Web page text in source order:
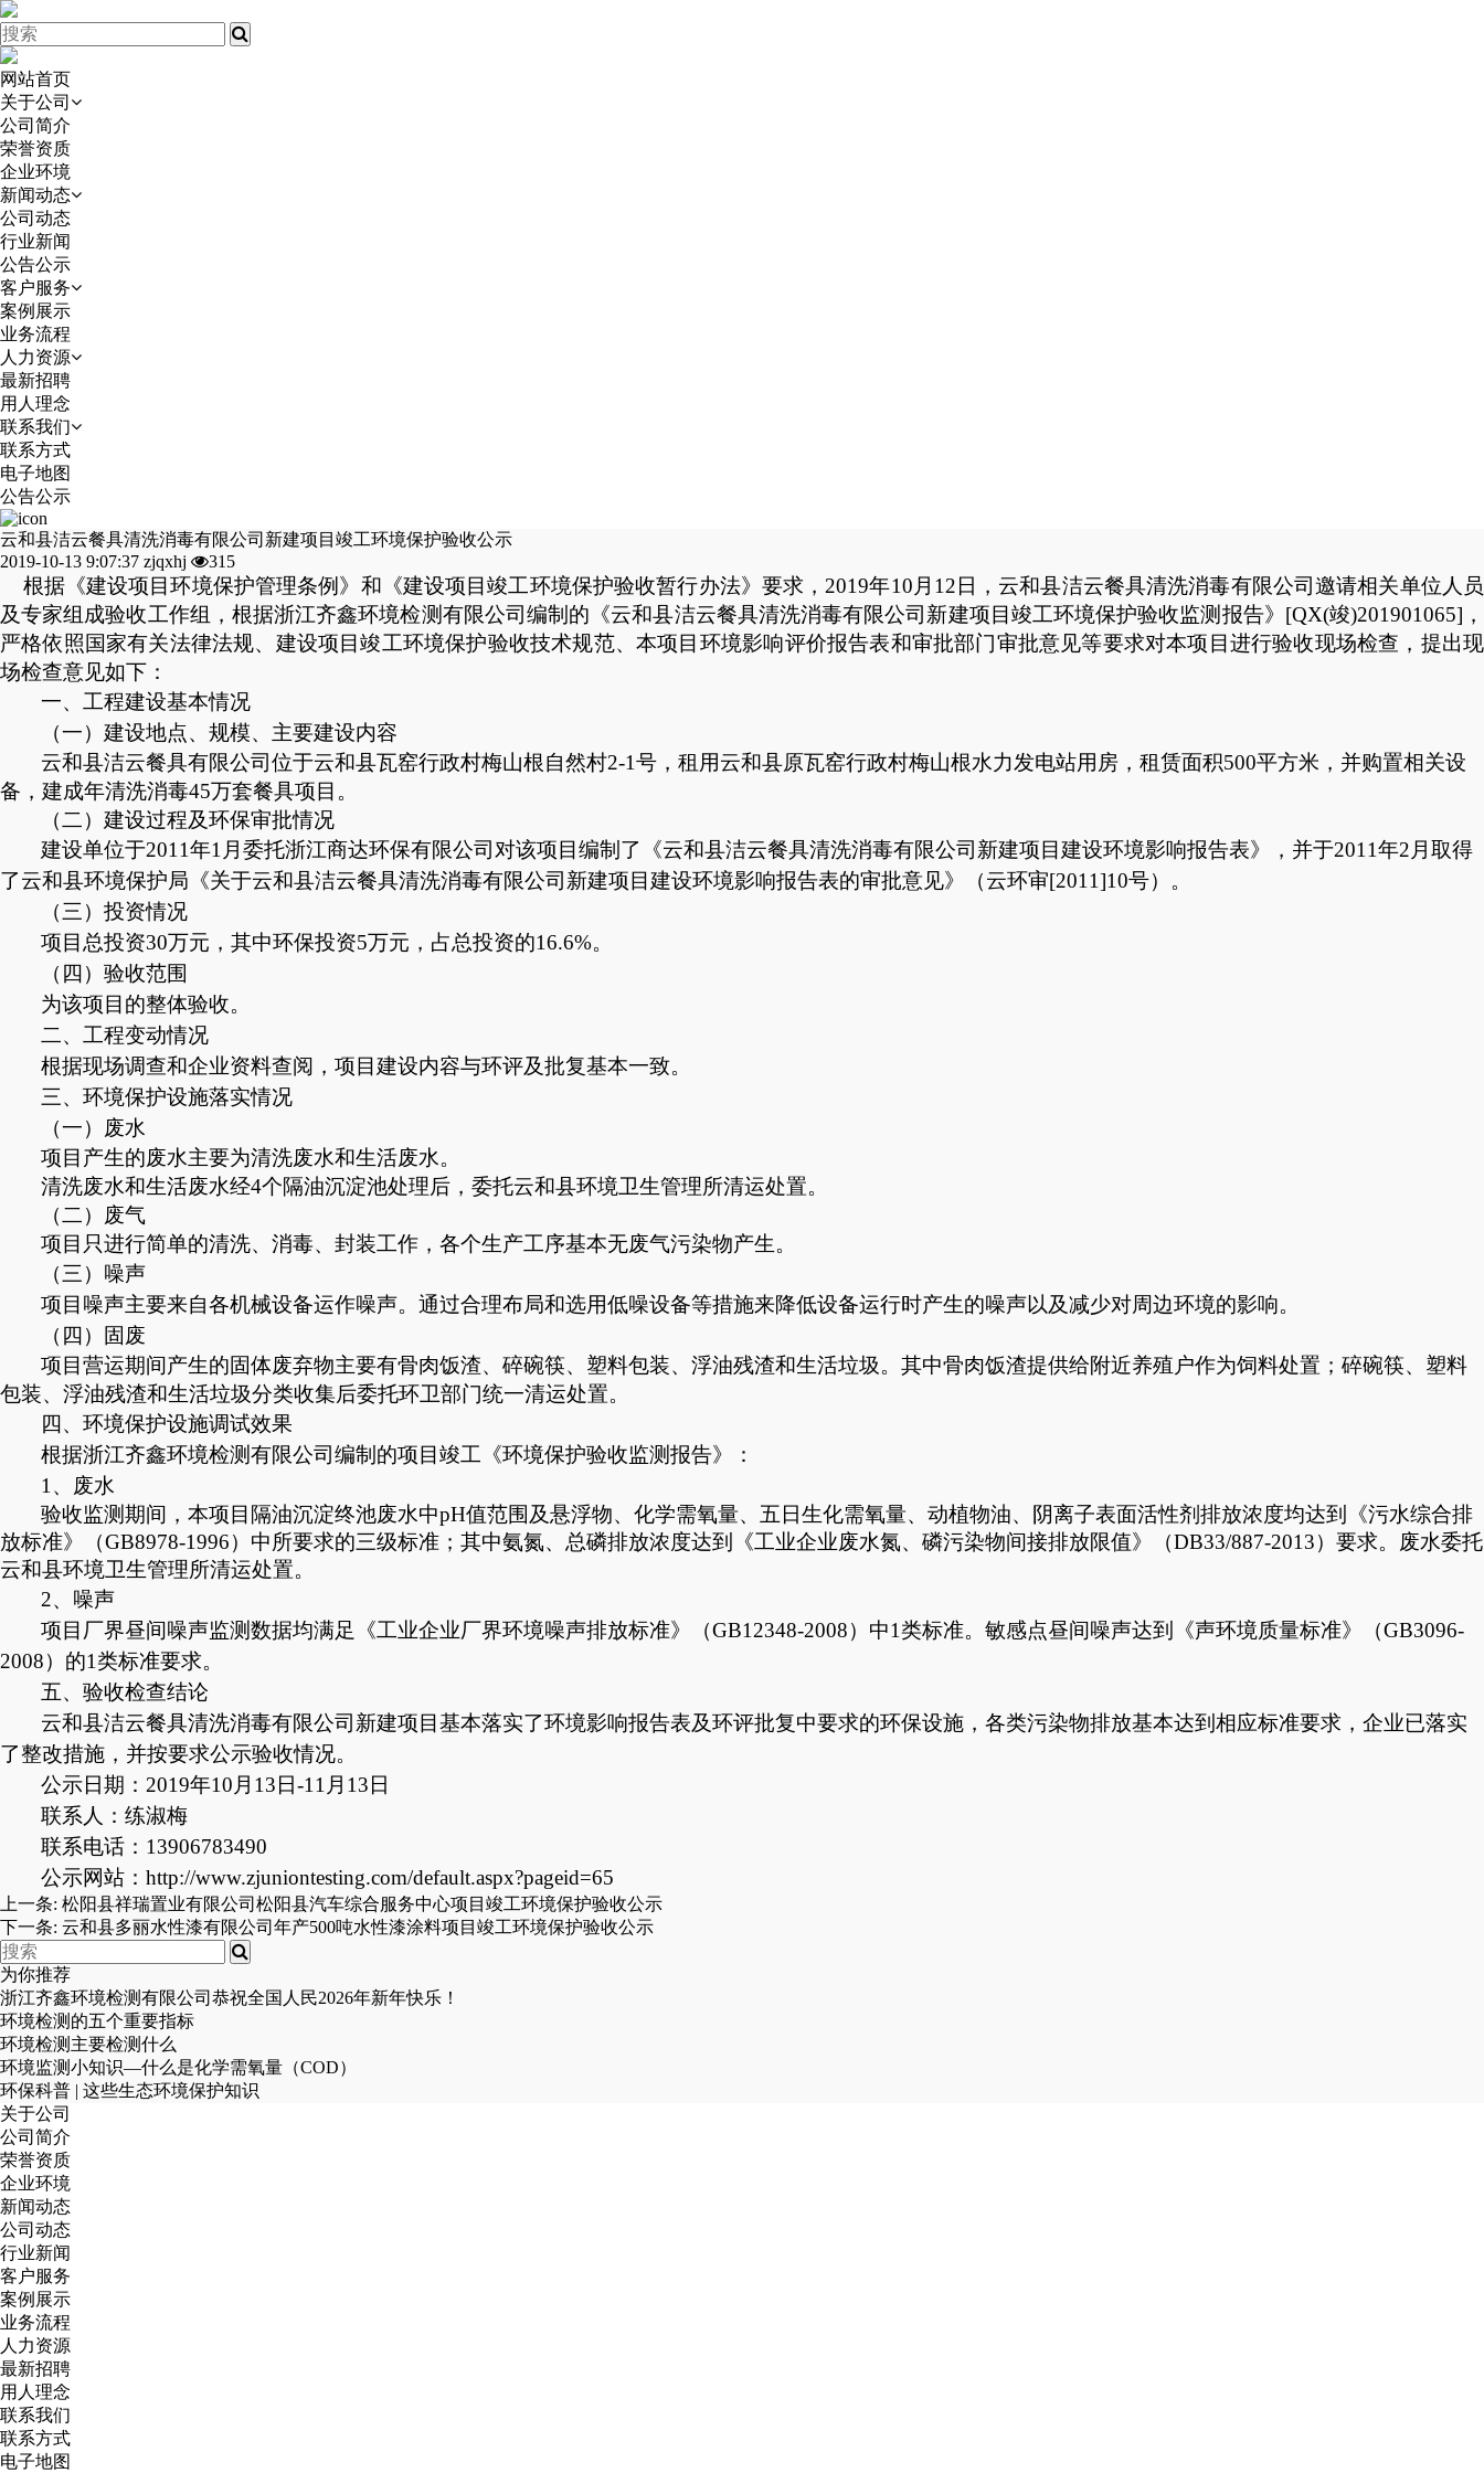
网站首页
关于公司
公司简介
荣誉资质
企业环境
新闻动态
公司动态
行业新闻
公告公示
客户服务
案例展示
业务流程
人力资源
最新招聘
用人理念
联系我们
联系方式
电子地图
公告公示
云和县洁云餐具清洗消毒有限公司新建项目竣工环境保护验收公示
2019-10-13 9:07:37 zjqxhj 315
根据《建设项目环境保护管理条例》和《建设项目竣工环境保护验收暂行办法》要求，2019年10月12日，云和县洁云餐具清洗消毒有限公司邀请相关单位人员
及专家组成验收工作组，根据浙江齐鑫环境检测有限公司编制的《云和县洁云餐具清洗消毒有限公司新建项目 竣工环境保护验收监测 报告》[QX(竣)201901065]，
严格依照国家有关法律法规、建设项目竣工环境保护验收技术规范、本项目环境影响评价报告表和审批部门审批意见等要求对本项目进行验收现场检查，提出现
场检查意见如下：
一、工程建设基本情况
（一）建设地点、规模、主要建设内容
云和县洁云餐具有限公司位于云和县瓦窑行政村梅山根自然村2-1号， 租用云和县原瓦窑行政村梅山根水力发电站用房 ， 租赁面积500平方米 ，并购置相关设
备， 建成年清洗消毒45万套餐具项目。
（二）建设过程及环保审批情况
建设单位于2011年1月委托浙江商达环保有限公司对该项目编制了《云和县洁云餐具清洗消毒有限公司新建项目建设环境影响报告表》，并于2011年2月取得
了云和县环境保护局《关于云和县洁云餐具清洗消毒有限公司新建项目建设环境影响报告表的审批意见》（云环审[2011]10号）。
（三）投资情况
项目总投资30万元，其中环保投资5万元，占总投资的16.6%。
（四）验收范围
为该项目的整体验收。
二、工程变动情况
根据现场调查和企业资料查阅， 项目 建设内容与环评及批复基本一致。
三、 环境保护设施落实情况
（一）废水
项目产生的废水主要为清洗废水和生活废水。
清洗废水和生活废水经4个隔油沉淀池处理后，委托云和县环境卫生管理所清运处置。
（二）废气
项目只进行简单的清洗、消毒、封装工作，各个生产工序基本无废气污染物产生。
（三）噪声
项目噪声主要来自各机械设备运作噪声。通过合理布局和选用低噪设备等措施来降低设备运行时产生的噪声以及减少对周边环境的影响。
（四）
固废
项 目营运期间产生的固体废弃物主要有骨肉饭渣、碎碗筷、塑料包装、浮油残渣和生活垃圾。其中骨肉饭渣提供给附近养殖户作为饲料处置；碎碗筷、塑料
包装、浮油残渣和生活垃圾分类收集后委托环卫部门统一清运处置。
四、环境保护设施调试效果
根据浙江齐鑫环境检测有限公司编制的项目竣工《环境保护验收监测报告》：
1、废水
验收监测期间，本项目隔油沉淀终池废水中pH值范围及悬浮物、化学需氧量、五日生化需氧量、动植物油、阴离子表面活性剂排放浓度均达到《污水综合排
放标准》（GB8978-1996）中所要求的三级标准；其中氨氮、总磷排放浓度达到《工业企业废水氮、磷污染物间接排放限值》（DB33/887-2013）要求。废水委托
云和县环境卫生管理所清运处置。
2、噪声
项目厂界昼间噪声监测数据均满足《工业企业厂界环境噪声排放标准》（GB12348-2008）中1类标准。敏感点昼间噪声达到 《声环境质量标准》（GB3096-
2008）的1类标准要求。
五、验收检查结论
云和县洁云餐具清洗消毒有限公司新建项目 基本落实了环境影响报告表及环评批复中要求的环保设施，各类污染物排放基本达到相应标准要求，企业已落实
了整改措施，并按要求公示验收情况。
公示日期：2019年10月13日-11月13日
联系人：练淑梅
联系电话：13906783490
公示网站：http://www.zjuniontesting.com/default.aspx?pageid=65
上一条: 松阳县祥瑞置业有限公司松阳县汽车综合服务中心项目竣工环境保护验收公示
下一条: 云和县多丽水性漆有限公司年产500吨水性漆涂料项目竣工环境保护验收公示
为你推荐
浙江齐鑫环境检测有限公司恭祝全国人民2026年新年快乐！
环境检测的五个重要指标
环境检测主要检测什么
环境监测小知识—什么是化学需氧量（COD）
环保科普 | 这些生态环境保护知识
关于公司
公司简介
荣誉资质
企业环境
新闻动态
公司动态
行业新闻
客户服务
案例展示
业务流程
人力资源
最新招聘
用人理念
联系我们
联系方式
电子地图